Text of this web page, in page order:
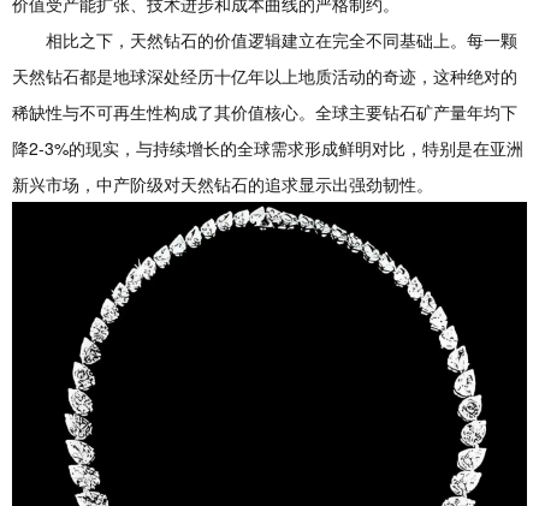
相比之下，天然钻石的价值逻辑建立在完全不同基础上。每一颗
天然钻石都是地球深处经历十亿年以上地质活动的奇迹，这种绝对的
稀缺性与不可再生性构成了其价值核心。全球主要钻石矿产量年均下
降2-3%的现实，与持续增长的全球需求形成鲜明对比，特别是在亚洲
新兴市场，中产阶级对天然钻石的追求显示出强劲韧性。